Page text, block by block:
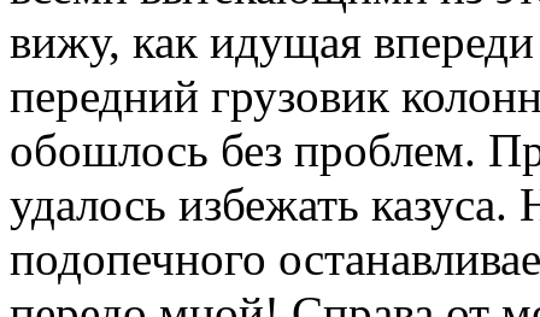
вижу, как идущая
передний грузовик
обошлось без проблем.
удалось избежать
подопечного